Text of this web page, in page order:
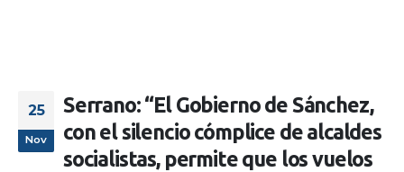
25
Nov
Serrano: “El Gobierno de Sánchez,
con el silencio cómplice de alcaldes
socialistas, permite que los vuelos